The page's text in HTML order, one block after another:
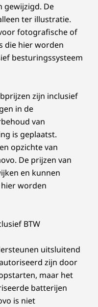
gewijzigd. De
ter illustratie.
fotografische of
die hier worden
besturingssysteem
zijn inclusief
in de
van
is geplaatst.
opzichte van
De prijzen van
en kunnen
worden
BTW
uitsluitend
zijn door
maar het
batterijen
is niet